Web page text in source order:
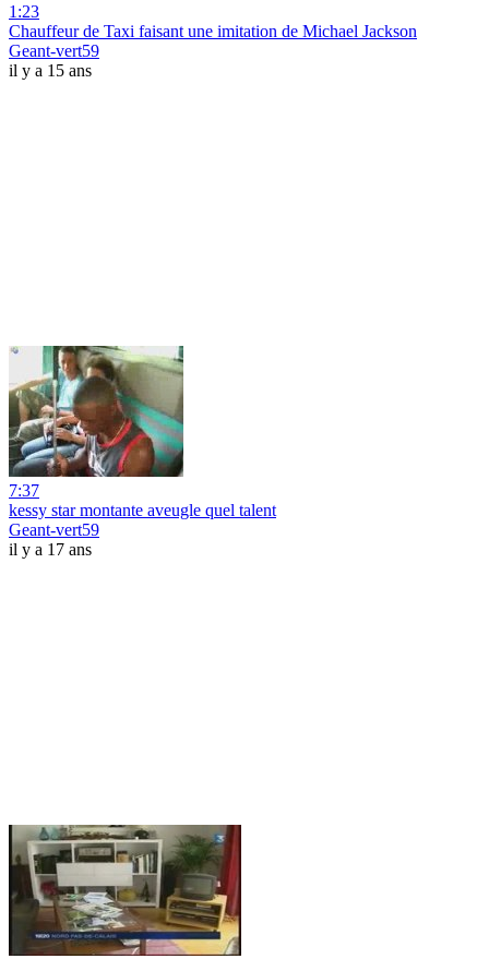
1:23
Chauffeur de Taxi faisant une imitation de Michael Jackson
Geant-vert59
il y a 15 ans
7:37
kessy star montante aveugle quel talent
Geant-vert59
il y a 17 ans